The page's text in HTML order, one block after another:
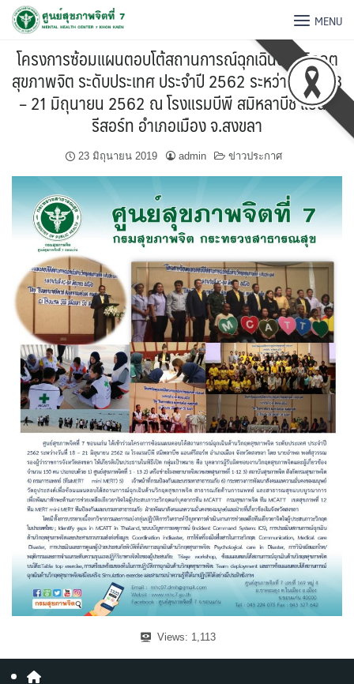
MENU
โครงการซ้อมแผนตอบโต้สถานการณ์ฉุกเฉินด้านวิกฤต
สุขภาพจิต ระดับประเทศ ประจำปี 2562 ระหว่างวันที่ 18
– 21 มิถุนายน 2562 ณ โรงแรมบีพี สมิหลาบีช แอนด์
รีสอร์ท อำเภอเมือง จ.สงขลา
23 มิถุนายน 2019 admin ข่าวประกาศ
Views: 1,113